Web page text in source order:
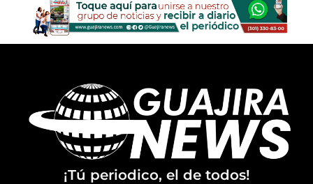
¡Tú periodico, el de todos!